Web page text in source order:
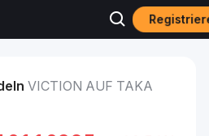
VICTION AUF TAKA